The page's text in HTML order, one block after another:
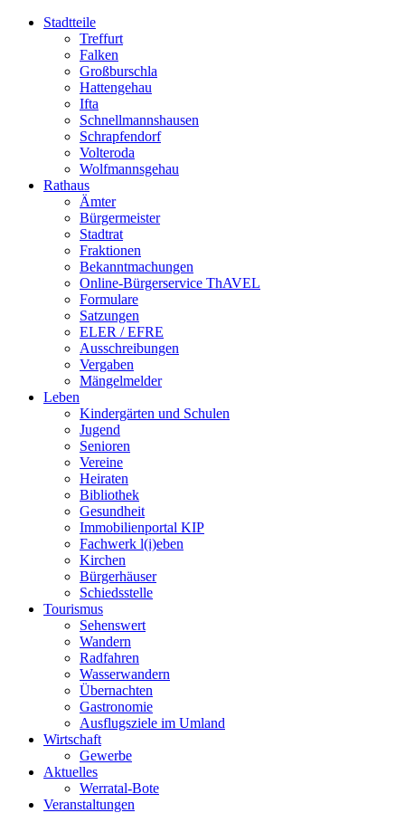
Stadtteile
Treffurt
Falken
Großburschla
Hattengehau
Ifta
Schnellmannshausen
Schrapfendorf
Volteroda
Wolfmannsgehau
Rathaus
Ämter
Bürgermeister
Stadtrat
Fraktionen
Bekanntmachungen
Online-Bürgerservice ThAVEL
Formulare
Satzungen
ELER / EFRE
Ausschreibungen
Vergaben
Mängelmelder
Leben
Kindergärten und Schulen
Jugend
Senioren
Vereine
Heiraten
Bibliothek
Gesundheit
Immobilienportal KIP
Fachwerk l(i)eben
Kirchen
Bürgerhäuser
Schiedsstelle
Tourismus
Sehenswert
Wandern
Radfahren
Wasserwandern
Übernachten
Gastronomie
Ausflugsziele im Umland
Wirtschaft
Gewerbe
Aktuelles
Werratal-Bote
Veranstaltungen